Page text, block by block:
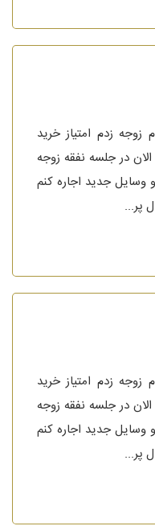
زوجه زدم امتیاز خرید
در جلسه نفقه زوجه
وسایل جدید اجاره کنم
پر...
زوجه زدم امتیاز خرید
در جلسه نفقه زوجه
وسایل جدید اجاره کنم
پر...